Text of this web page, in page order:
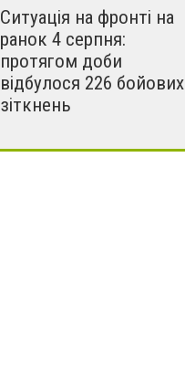
Ситуація на фронті на
ранок 4 серпня:
протягом доби
відбулося 226 бойових
зіткнень